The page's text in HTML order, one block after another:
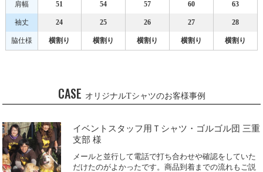
肩幅 51 54 57 60 63
袖丈 24 25 26 27 28
脇仕様 横割り 横割り 横割り 横割り 横割り
CASE オリジナルTシャツのお客様事例
イベントスタッフ用Ｔシャツ・ゴルゴル団 三重
支部 様
メールと並行して電話で打ち合わせや確認をしていた
だけたのがよかったです。商品到着までの流れもご説